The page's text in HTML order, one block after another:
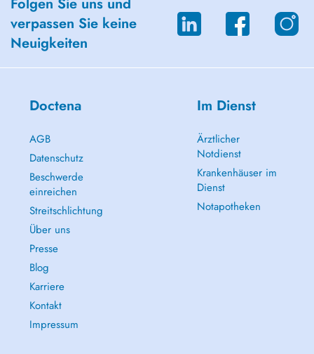
paradas en Gare, Auberge de Jeunesse y Passerelle.
- Hay un laboratorio de análisis clínicos cerca del consultorio.
- "Paiement Immédiat Direct " (PID) es disponible.
verpassen Sie keine
Neuigkeiten
Doctena
AGB
Datenschutz
Beschwerde
einreichen
Streitschlichtung
Über uns
Presse
Blog
Karriere
Kontakt
Impressum
Im Dienst
Ärztlicher
Notdienst
Krankenhäuser im
Dienst
Notapotheken